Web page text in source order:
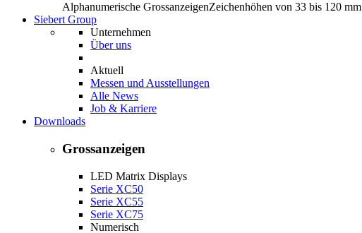
Alphanumerische GrossanzeigenZeichenhöhen von 33 bis 120 mm
Siebert Group
Unternehmen
Über uns
Aktuell
Messen und Ausstellungen
Alle News
Job & Karriere
Downloads
Grossanzeigen
LED Matrix Displays
Serie XC50
Serie XC55
Serie XC75
Numerisch